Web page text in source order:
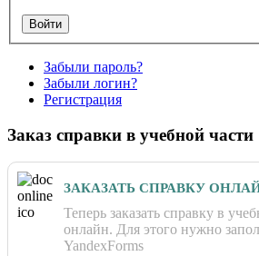
Забыли пароль?
Забыли логин?
Регистрация
Заказ справки в учебной части
ЗАКАЗАТЬ СПРАВКУ
Теперь заказать справку в
онлайн. Для этого нужно
YandexForms